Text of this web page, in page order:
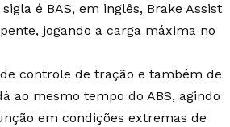
é BAS, em inglês, Brake Assist
jogando a carga máxima no
controle de tração e também de
ao mesmo tempo do ABS, agindo
em condições extremas de